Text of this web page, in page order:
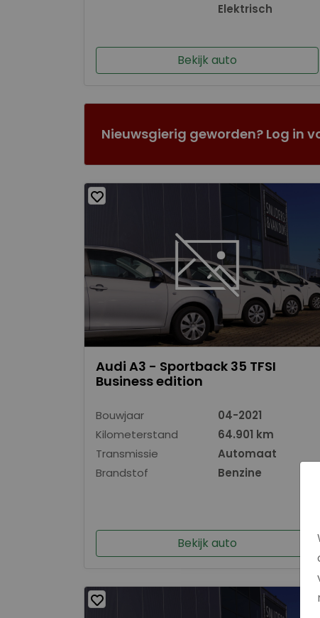
Elektrisch
Bekijk auto
Nieuwsgierig geworden? Log in
Audi A3 - Sportback 35 TFSI
Business edition
Bouwjaar
04-2021
Kilometerstand
64.901 km
Transmissie
Automaat
Brandstof
Benzine
Bekijk auto